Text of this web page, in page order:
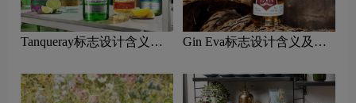
Tanqueray标志设计含义及
Gin Eva标志设计含义及杜